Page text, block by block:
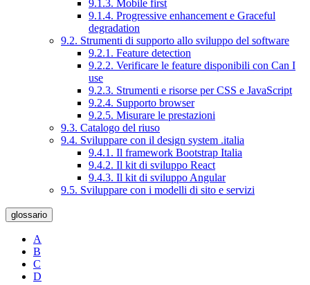
9.1.3. Mobile first
9.1.4. Progressive enhancement e Graceful
degradation
9.2. Strumenti di supporto allo sviluppo del software
9.2.1. Feature detection
9.2.2. Verificare le feature disponibili con Can I
use
9.2.3. Strumenti e risorse per CSS e JavaScript
9.2.4. Supporto browser
9.2.5. Misurare le prestazioni
9.3. Catalogo del riuso
9.4. Sviluppare con il design system .italia
9.4.1. Il framework Bootstrap Italia
9.4.2. Il kit di sviluppo React
9.4.3. Il kit di sviluppo Angular
9.5. Sviluppare con i modelli di sito e servizi
glossario
A
B
C
D